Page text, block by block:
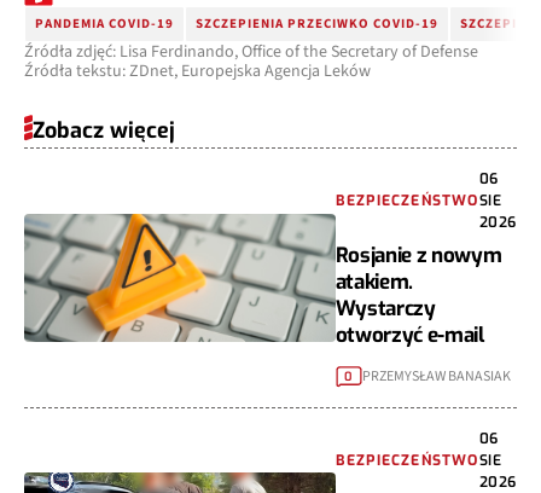
PANDEMIA COVID-19 SZCZEPIENIA PRZECIWKO COVID-19
Źródła zdjęć: Lisa Ferdinando, Office of the Secretary of Defense
Źródła tekstu: ZDnet, Europejska Agencja Leków
Zobacz więcej
BEZPIECZEŃSTWO
06
SIE
2026
Rosjanie z nowym
atakiem.
Wystarczy
otworzyć e-mail
0 PRZEMYSŁAW BANASIAK
BEZPIECZEŃSTWO
06
SIE
2026